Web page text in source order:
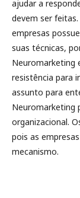
ajudar a
devem ser
empresas
suas técnicas,
Neuromarketing
resistência para
assunto para
Neuromarketing
organizacional.
pois as
mecanismo.